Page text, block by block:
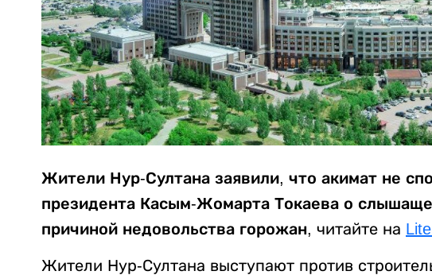
Жители Нур-Султана заявили, что акимат не
президента Касым-Жомарта Токаева о
причиной недовольства горожан, читайте на
Жители Нур-Султана выступают против